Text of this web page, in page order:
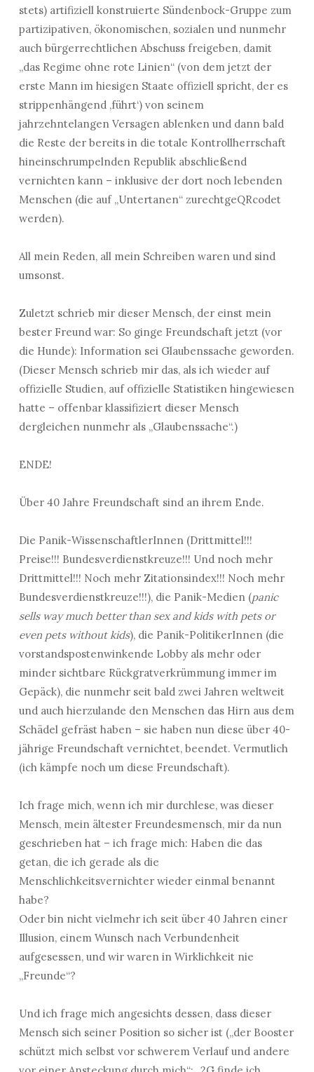
stets) artifiziell konstruierte Sündenbock-Gruppe zum
partizipativen, ökonomischen, sozialen und nunmehr
auch bürgerrechtlichen Abschuss freigeben, damit
„das Regime ohne rote Linien“ (von dem jetzt der
erste Mann im hiesigen Staate offiziell spricht, der es
strippenhängend ‚führt‘) von seinem
jahrzehntelangen Versagen ablenken und dann bald
die Reste der bereits in die totale Kontrollherrschaft
hineinschrumpelnden Republik abschließend
vernichten kann – inklusive der dort noch lebenden
Menschen (die auf „Untertanen“ zurechtgeQRcodet
werden).
All mein Reden, all mein Schreiben waren und sind
umsonst.
Zuletzt schrieb mir dieser Mensch, der einst mein
bester Freund war: So ginge Freundschaft jetzt (vor
die Hunde): Information sei Glaubenssache geworden.
(Dieser Mensch schrieb mir das, als ich wieder auf
offizielle Studien, auf offizielle Statistiken hingewiesen
hatte – offenbar klassifiziert dieser Mensch
dergleichen nunmehr als „Glaubenssache“.)
ENDE!
Über 40 Jahre Freundschaft sind an ihrem Ende.
Die Panik-WissenschaftlerInnen (Drittmittel!!!
Preise!!! Bundesverdienstkreuze!!! Und noch mehr
Drittmittel!!! Noch mehr Zitationsindex!!! Noch mehr
Bundesverdienstkreuze!!!), die Panik-Medien (panic
sells way much better than sex and kids with pets or
even pets without kids), die Panik-PolitikerInnen (die
vorstandspostenwinkende Lobby als mehr oder
minder sichtbare Rückgratverkrümmung immer im
Gepäck), die nunmehr seit bald zwei Jahren weltweit
und auch hierzulande den Menschen das Hirn aus dem
Schädel gefräst haben – sie haben nun diese über 40-
jährige Freundschaft vernichtet, beendet. Vermutlich
(ich kämpfe noch um diese Freundschaft).
Ich frage mich, wenn ich mir durchlese, was dieser
Mensch, mein ältester Freundesmensch, mir da nun
geschrieben hat – ich frage mich: Haben die das
getan, die ich gerade als die
Menschlichkeitsvernichter wieder einmal benannt
habe?
Oder bin nicht vielmehr ich seit über 40 Jahren einer
Illusion, einem Wunsch nach Verbundenheit
aufgesessen, und wir waren in Wirklichkeit nie
„Freunde“?
Und ich frage mich angesichts dessen, dass dieser
Mensch sich seiner Position so sicher ist („der Booster
schützt mich selbst vor schwerem Verlauf und andere